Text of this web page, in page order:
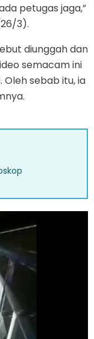
petugas jaga,”
3).
diunggah dan
semacam ini
Oleh sebab itu, ia